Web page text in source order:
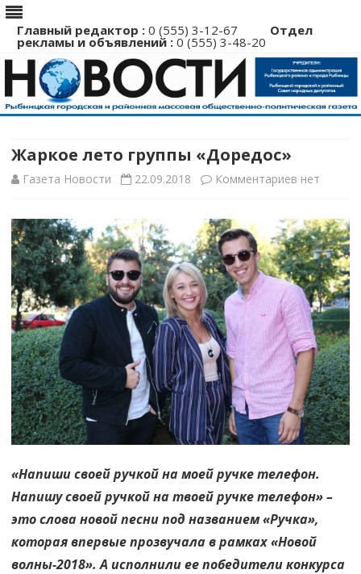
Главный редактор : 0 (555) 3-12-67 Отдел
рекламы и объявлений : 0 (555) 3-48-20
Перейти
содержимому
Жаркое лето группы «Доредос»
Газета Новости 22.09.2018 Комментариев к
Жаркое
лето
группы
«Доредос»
нет
«Напиши своей ручкой на моей ручке телефон.
Напишу своей ручкой на твоей ручке телефон» –
это слова новой песни под названием «Ручка»,
которая впервые прозвучала в рамках «Новой
волны-2018». А исполнили ее победители конкурса